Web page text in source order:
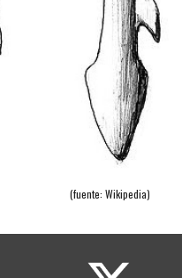
(fuente: Wikipedia)